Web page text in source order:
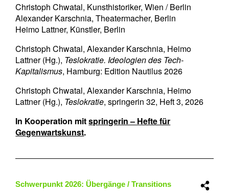
Christoph Chwatal, Kunsthistoriker, Wien / Berlin
Alexander Karschnia, Theatermacher, Berlin
Heimo Lattner, Künstler, Berlin
Christoph Chwatal, Alexander Karschnia, Heimo
Lattner (Hg.), Teslokratie. Ideologien des Tech-
Kapitalismus, Hamburg: Edition Nautilus 2026
Christoph Chwatal, Alexander Karschnia, Heimo
Lattner (Hg.), Teslokratie, springerin 32, Heft 3, 2026
In Kooperation mitspringerin – Hefte für
Gegenwartskunst.
Schwerpunkt 2026:Übergänge / Transitions